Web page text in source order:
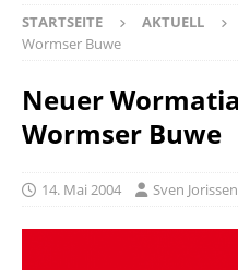
STARTSEITE AKTUELL
Wormser Buwe
Neuer
Wormser Buwe
14. Mai 2004 Sven Jorissen